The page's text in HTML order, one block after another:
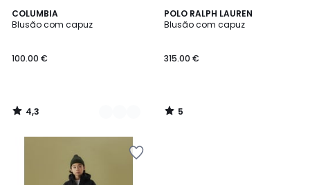
COLUMBIA
Blusão com capuz
100.00 €
4,3
/ 5
2
Cores
4,3
/
POLO RALPH LAUREN
Blusão com capuz
315.00 €
5
/
5
/